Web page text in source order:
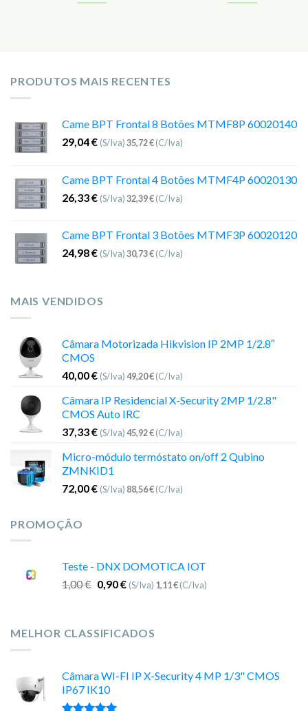
PRODUTOS MAIS RECENTES
Came BPT Frontal 8 Botões MTMF8P 60020140
29,04€ (S/Iva)35,72€(C/Iva)
Came BPT Frontal 4 Botões MTMF4P 60020130
26,33€ (S/Iva)32,39€(C/Iva)
Came BPT Frontal 3 Botões MTMF3P 60020120
24,98€ (S/Iva)30,73€(C/Iva)
MAIS VENDIDOS
Câmara Motorizada Hikvision IP 2MP 1/2.8″
CMOS
40,00€ (S/Iva)49,20€(C/Iva)
Câmara IP Residencial X-Security 2MP 1/2.8"
CMOS Auto IRC
37,33€ (S/Iva)45,92€(C/Iva)
Micro-módulo termóstato on/off 2 Qubino
ZMNKID1
72,00€ (S/Iva) 88,56€(C/Iva)
PROMOÇÃO
Teste - DNX DOMOTICA IOT
1,00€ 0,90€ (S/Iva) 1,11€(C/Iva)
MELHOR CLASSIFICADOS
Câmara WI-FI IP X-Security 4 MP 1/3" CMOS
IP67 IK10